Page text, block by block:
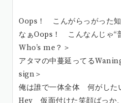
Oops！ こんがらっがった
なぁOops！ こんなんじゃ“
Who’s me？＞
アタマの中蔓延ってる
sign＞
俺は誰で一体全体 何がした
Hey 仮面付けた笑顔ばっか